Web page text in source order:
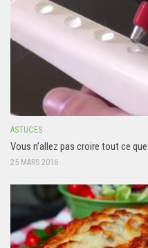
ASTUCES
Vous n’allez pas croire tout ce
25 MARS 2016